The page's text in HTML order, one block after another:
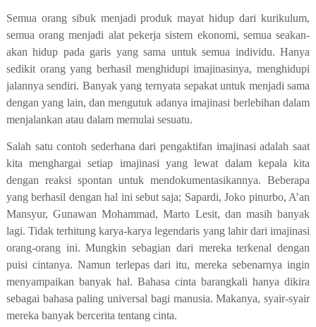
Semua orang sibuk menjadi produk mayat hidup dari kurikulum,
semua orang menjadi alat pekerja sistem ekonomi, semua seakan-
akan hidup pada garis yang sama untuk semua individu. Hanya
sedikit orang yang berhasil menghidupi imajinasinya, menghidupi
jalannya sendiri. Banyak yang ternyata sepakat untuk menjadi sama
dengan yang lain, dan mengutuk adanya imajinasi berlebihan dalam
menjalankan atau dalam memulai sesuatu.
Salah satu contoh sederhana dari pengaktifan imajinasi adalah saat
kita menghargai setiap imajinasi yang lewat dalam kepala kita
dengan reaksi spontan untuk mendokumentasikannya. Beberapa
yang berhasil dengan hal ini sebut saja; Sapardi, Joko pinurbo, A’an
Mansyur, Gunawan Mohammad, Marto Lesit, dan masih banyak
lagi. Tidak terhitung karya-karya legendaris yang lahir dari imajinasi
orang-orang ini. Mungkin sebagian dari mereka terkenal dengan
puisi cintanya. Namun terlepas dari itu, mereka sebenarnya ingin
menyampaikan banyak hal. Bahasa cinta barangkali hanya dikira
sebagai bahasa paling universal bagi manusia. Makanya, syair-syair
mereka banyak bercerita tentang cinta.